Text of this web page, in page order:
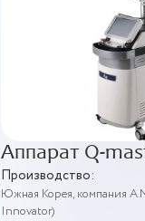
Аппарат Q-
Производство:
Южная Корея, компания
Innovator)